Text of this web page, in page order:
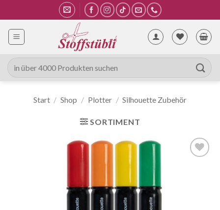
Inhalt
springen
Suche
nach:
Start / Shop / Plotter / Silhouette Zubehör
SORTIMENT